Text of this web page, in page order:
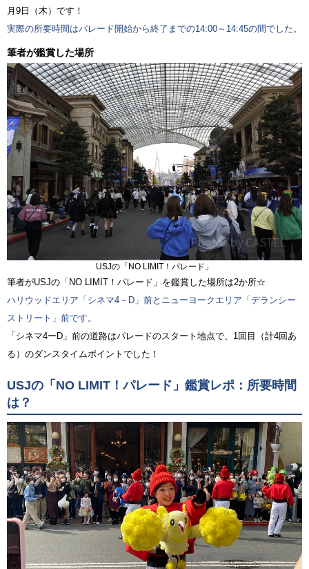
月9日（木）です！
実際の所要時間はパレード開始から終了までの14:00～14:45の間でした。
筆者が鑑賞した場所
USJの「NO LIMIT！パレード」
筆者がUSJの「NO LIMIT！パレード」を鑑賞した場所は2か所☆
ハリウッドエリア「シネマ4－D」前とニューヨークエリア「デランシー
ストリート」前です。
「シネマ4ーD」前の道路はパレードのスタート地点で、1回目（計4回あ
る）のダンスタイムポイントでした！
USJの「NO LIMIT！パレード」鑑賞レポ：所要時間
は？